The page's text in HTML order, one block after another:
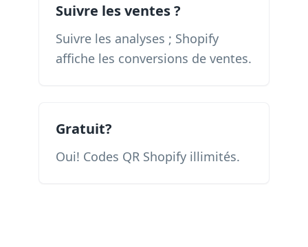
Suivre les ventes ?
Suivre les analyses ; Shopify
affiche les conversions de ventes.
Gratuit?
Oui! Codes QR Shopify illimités.